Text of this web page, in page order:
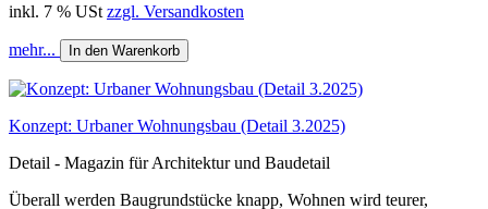
inkl. 7 % USt zzgl. Versandkosten
mehr... In den Warenkorb
Konzept: Urbaner Wohnungsbau (Detail 3.2025)
Detail - Magazin für Architektur und Baudetail
Überall werden Baugrundstücke knapp, Wohnen wird teurer,